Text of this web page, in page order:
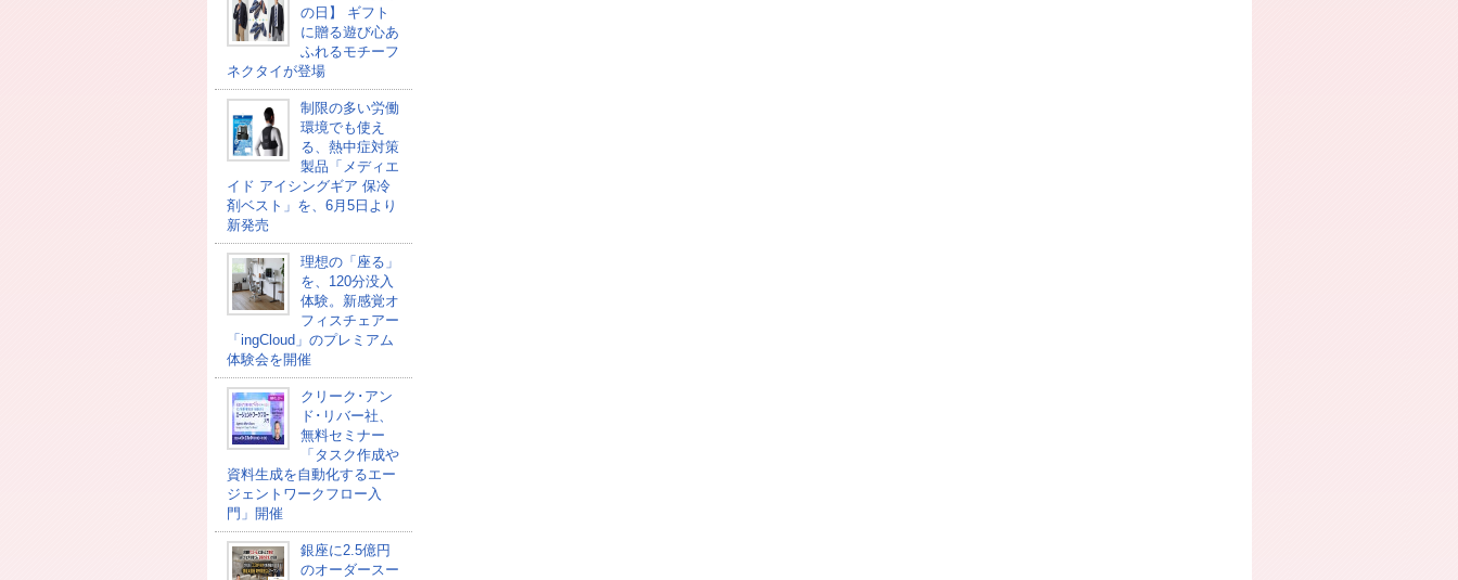
の日】 ギフト
に贈る遊び心あ
ふれるモチーフ
ネクタイが登場
制限の多い労働
環境でも使え
る、熱中症対策
製品「メディエ
イド アイシングギア 保冷
剤ベスト」を、6月5日より
新発売
理想の「座る」
を、120分没入
体験。新感覚オ
フィスチェアー
「ingCloud」のプレミアム
体験会を開催
クリーク･アン
ド･リバー社、
無料セミナー
「タスク作成や
資料生成を自動化するエー
ジェントワークフロー入
門」開催
銀座に2.5億円
のオーダースー